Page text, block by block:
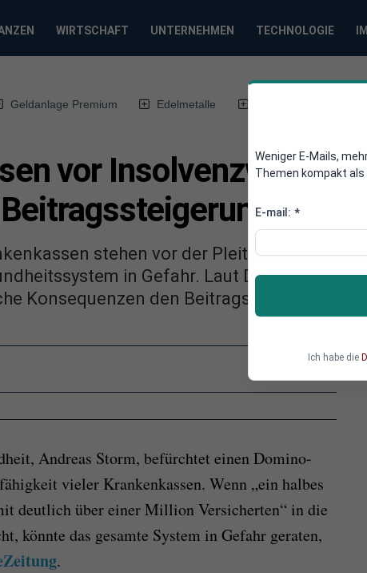
WIRTSCHAFT UNTERNEHMEN TECHNOLOGIE
Geldanlage Premium Edelmetalle
vor Insolvenzwelle:
stehen vor der Pleite: Wenn die
in Gefahr. Laut DAK-Chef gibt
Konsequenzen den Beitragszahlern drohen.
Andreas Storm, befürchtet einen Domino-
vieler Krankenkassen. Wenn „ein halbes
deutlich über einer Million Versicherten“ in die
könnte das gesamte System in Gefahr geraten,
.
Weniger E-Mails,
Themen kompakt
E-mail: *
Ich habe die